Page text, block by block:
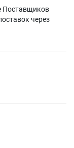
Поставщиков
через